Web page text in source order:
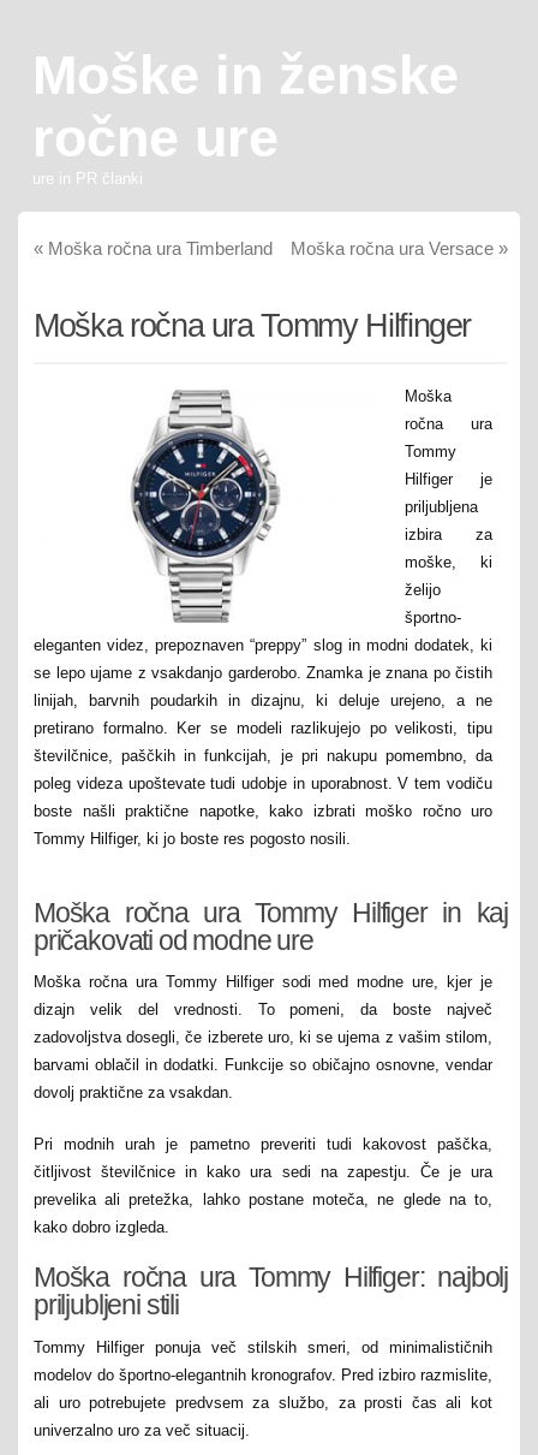
Moške in ženske
ročne ure
ure in PR članki
« Moška ročna ura Timberland Moška ročna ura Versace »
Moška ročna ura Tommy Hilfinger
Moška
ročna ura
Tommy
Hilfiger je
priljubljena
izbira za
moške, ki
želijo
športno-
eleganten videz, prepoznaven “preppy” slog in modni dodatek, ki
se lepo ujame z vsakdanjo garderobo. Znamka je znana po čistih
linijah, barvnih poudarkih in dizajnu, ki deluje urejeno, a ne
pretirano formalno. Ker se modeli razlikujejo po velikosti, tipu
številčnice, paščkih in funkcijah, je pri nakupu pomembno, da
poleg videza upoštevate tudi udobje in uporabnost. V tem vodiču
boste našli praktične napotke, kako izbrati moško ročno uro
Tommy Hilfiger, ki jo boste res pogosto nosili.
Moška ročna ura Tommy Hilfiger in kaj
pričakovati od modne ure
Moška ročna ura Tommy Hilfiger sodi med modne ure, kjer je
dizajn velik del vrednosti. To pomeni, da boste največ
zadovoljstva dosegli, če izberete uro, ki se ujema z vašim stilom,
barvami oblačil in dodatki. Funkcije so običajno osnovne, vendar
dovolj praktične za vsakdan.
Pri modnih urah je pametno preveriti tudi kakovost paščka,
čitljivost številčnice in kako ura sedi na zapestju. Če je ura
prevelika ali pretežka, lahko postane moteča, ne glede na to,
kako dobro izgleda.
Moška ročna ura Tommy Hilfiger: najbolj
priljubljeni stili
Tommy Hilfiger ponuja več stilskih smeri, od minimalističnih
modelov do športno-elegantnih kronografov. Pred izbiro razmislite,
ali uro potrebujete predvsem za službo, za prosti čas ali kot
univerzalno uro za več situacij.